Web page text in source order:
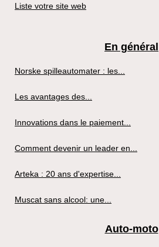
Liste votre site web
En général
Norske spilleautomater : les...
Les avantages des...
Innovations dans le paiement...
Comment devenir un leader en...
Arteka : 20 ans d'expertise...
Muscat sans alcool: une...
Auto-moto